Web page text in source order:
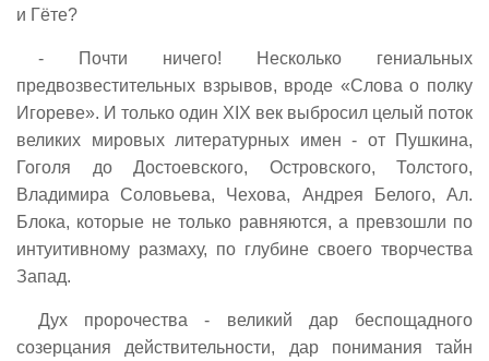
и Гёте?
- Почти ничего! Несколько гениальных
предвозвестительных взрывов, вроде «Слова о полку
Игореве». И только один XIX век выбросил целый поток
великих мировых литературных имен - от Пушкина,
Гоголя до Достоевского, Островского, Толстого,
Владимира Соловьева, Чехова, Андрея Белого, Ал.
Блока, которые не только равняются, а превзошли по
интуитивному размаху, по глубине своего творчества
Запад.
Дух пророчества - великий дар беспощадного
созерцания действительности, дар понимания тайн